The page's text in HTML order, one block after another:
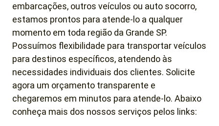
embarcações, outros veículos ou auto socorro,
estamos prontos para atende-lo a qualquer
momento em toda região da Grande SP.
Possuímos flexibilidade para transportar veículos
para destinos específicos, atendendo às
necessidades individuais dos clientes. Solicite
agora um orçamento transparente e
chegaremos em minutos para atende-lo. Abaixo
conheça mais dos nossos serviços pelos links: